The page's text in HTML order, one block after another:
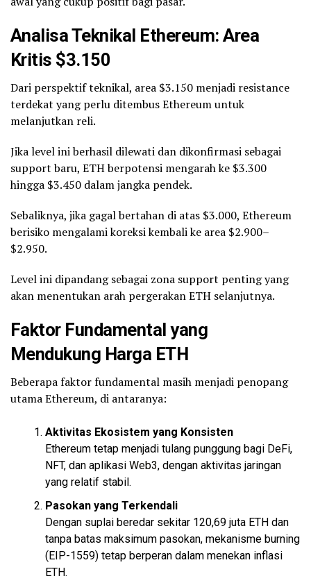
Analisa Teknikal Ethereum: Area
Kritis $3.150
Dari perspektif teknikal, area $3.150 menjadi resistance
terdekat yang perlu ditembus Ethereum untuk
melanjutkan reli.
Jika level ini berhasil dilewati dan dikonfirmasi sebagai
support baru, ETH berpotensi mengarah ke $3.300
hingga $3.450 dalam jangka pendek.
Sebaliknya, jika gagal bertahan di atas $3.000, Ethereum
berisiko mengalami koreksi kembali ke area $2.900–
$2.950.
Level ini dipandang sebagai zona support penting yang
akan menentukan arah pergerakan ETH selanjutnya.
Faktor Fundamental yang
Mendukung Harga ETH
Beberapa faktor fundamental masih menjadi penopang
utama Ethereum, di antaranya:
Aktivitas Ekosistem yang Konsisten
Ethereum tetap menjadi tulang punggung bagi DeFi,
NFT, dan aplikasi Web3, dengan aktivitas jaringan
yang relatif stabil.
Pasokan yang Terkendali
Dengan suplai beredar sekitar 120,69 juta ETH dan
tanpa batas maksimum pasokan, mekanisme burning
(EIP-1559) tetap berperan dalam menekan inflasi
ETH.